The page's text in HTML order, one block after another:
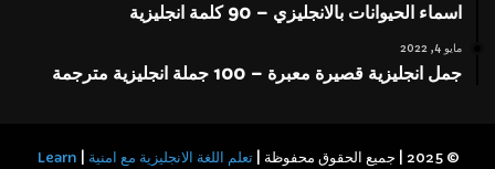
اسماء الحيوانات بالانجليزي – 90 كلمة انجليزية
مايو 4, 2022
جمل انجليزية قصيرة معبرة – 100 جملة انجليزية مترجمة
© 2025 | جميع الحقوق محفوظة | تعلم اللغة الانجليزية مع امنية Learn